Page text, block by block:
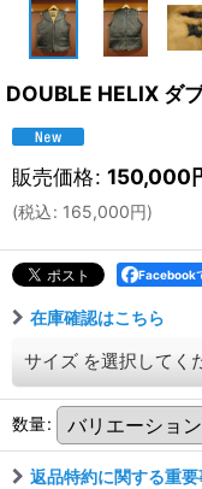
DOUBLE HELIX ダ
販売価格: 150,000
(税込: 165,000円)
Facebook
在庫確認はこちら
サイズ を選択してく
数量:
返品特約に関する重